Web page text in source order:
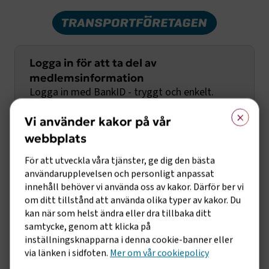
Logga in för att ta del av
medlemsinformation
Logga in med BankID - tryggt och enkelt.
Första gången behöver du fylla i
företagsuppgifter så vi kan koppla din inloggning
med rätt företag och ditt medlemskap.
Logga in med BankID
Logga in med användarnamn och lösenord
×
Vi använder kakor på vår
webbplats
För att utveckla våra tjänster, ge dig den bästa
användarupplevelsen och personligt anpassat
innehåll behöver vi använda oss av kakor. Därför ber vi
om ditt tillstånd att använda olika typer av kakor. Du
kan när som helst ändra eller dra tillbaka ditt
samtycke, genom att klicka på
inställningsknapparna i denna cookie-banner eller
via länken i sidfoten.Mer om vår cookiepolicy